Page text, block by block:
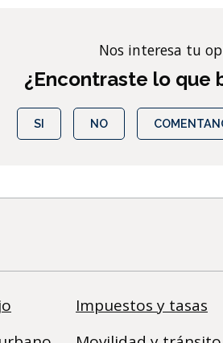
Nos interesa tu
¿Encontraste lo que
SI NO
Impuestos y tasas